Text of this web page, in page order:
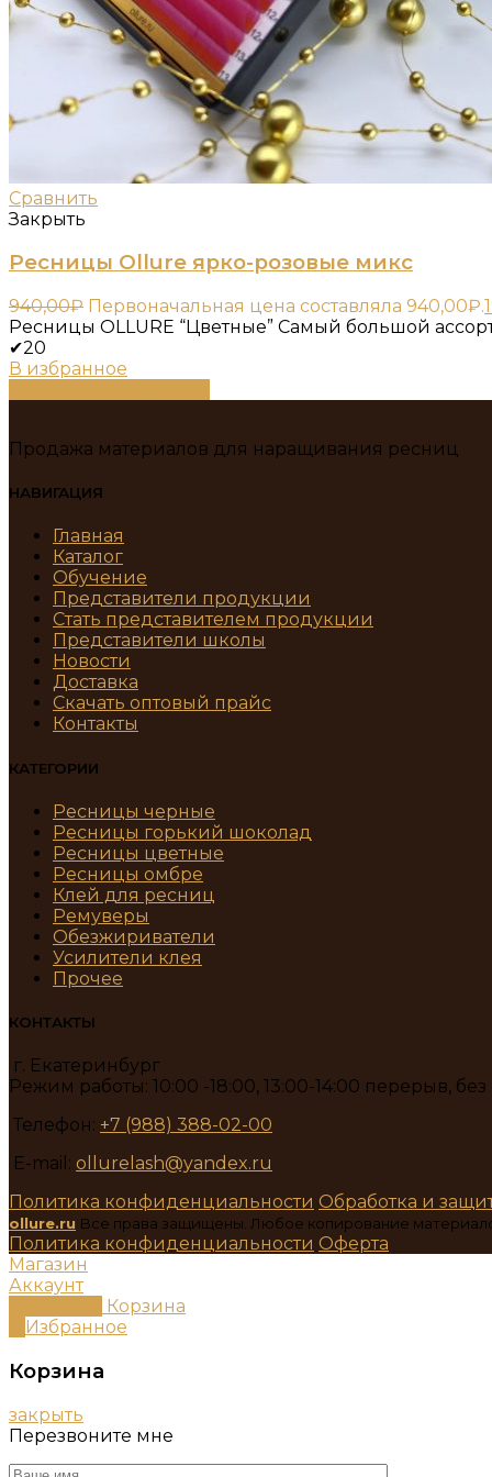
Сравнить
Закрыть
Ресницы Ollure ярко-розовые микс
940,00₽ Первоначальная цена составляла 940,00₽.
Ресницы OLLURE “Цветные” Самый большой
✔20
В избранное
Продажа материалов для наращивания ресниц
НАВИГАЦИЯ
Главная
Каталог
Обучение
Представители продукции
Стать представителем продукции
Представители школы
Новости
Доставка
Скачать оптовый прайс
Контакты
КАТЕГОРИИ
Ресницы черные
Ресницы горький шоколад
Ресницы цветные
Ресницы омбре
Клей для ресниц
Ремуверы
Обезжириватели
Усилители клея
Прочее
КОНТАКТЫ
г. Екатеринбург
Режим работы: 10:00 -18:00, 13:00-14:00 перерыв,
Телефон: +7 (988) 388-02-00
E-mail: ollurelash@yandex.ru
Политика конфиденциальности Обработка и
ollure.ru Все права защищены. Любое копирование
Политика конфиденциальности Оферта
Магазин
Аккаунт
Корзина
Избранное
Корзина
закрыть
Перезвоните мне